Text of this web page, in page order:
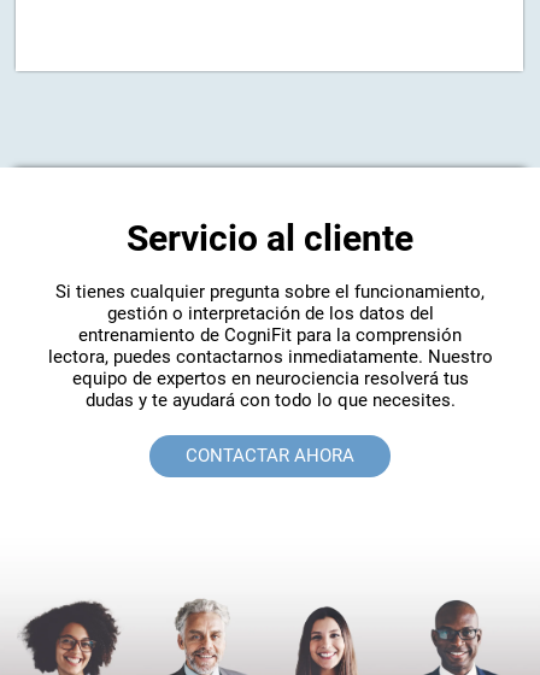
Servicio al cliente
Si tienes cualquier pregunta sobre el funcionamiento,
gestión o interpretación de los datos del
entrenamiento de CogniFit para la comprensión
lectora, puedes contactarnos inmediatamente. Nuestro
equipo de expertos en neurociencia resolverá tus
dudas y te ayudará con todo lo que necesites.
CONTACTAR AHORA